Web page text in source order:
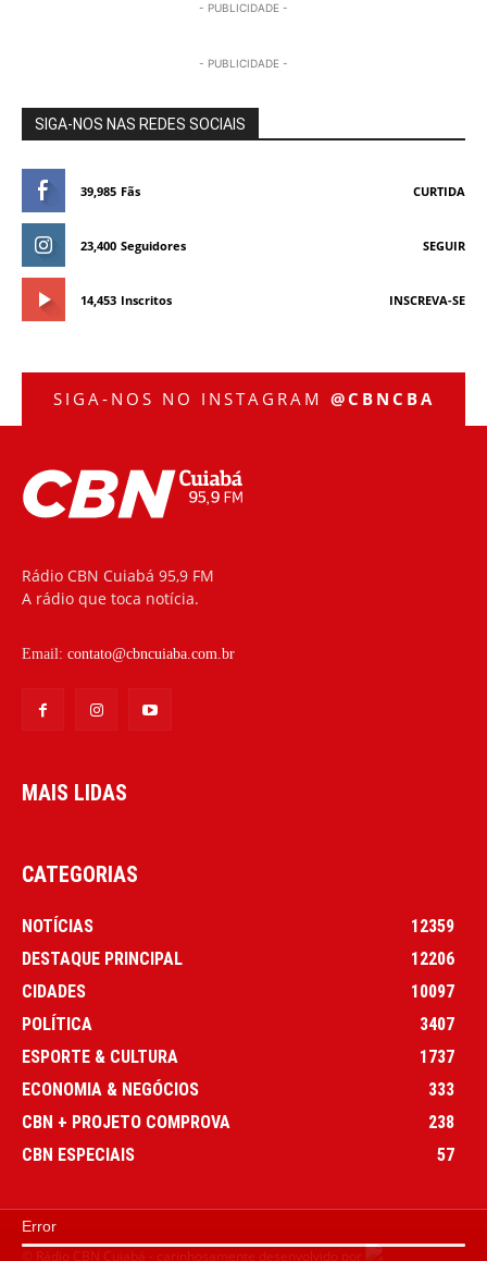
- PUBLICIDADE -
- PUBLICIDADE -
SIGA-NOS NAS REDES SOCIAIS
39,985 Fãs CURTIDA
23,400 Seguidores SEGUIR
14,453 Inscritos INSCREVA-SE
Error
SIGA-NOS NO INSTAGRAM @CBNCBA
Rádio CBN Cuiabá 95,9 FM
A rádio que toca notícia.
Email: contato@cbncuiaba.com.br
MAIS LIDAS
CATEGORIAS
NOTÍCIAS
12359
DESTAQUE PRINCIPAL
12206
CIDADES
10097
POLÍTICA
3407
ESPORTE & CULTURA
1737
ECONOMIA & NEGÓCIOS
333
CBN + PROJETO COMPROVA
238
CBN ESPECIAIS
57
© Rádio CBN Cuiabá - carinhosamente desenvolvido por